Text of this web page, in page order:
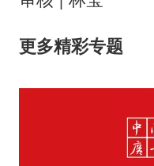
更多精彩专题